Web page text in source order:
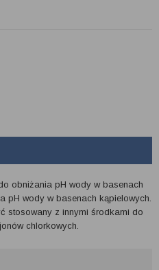
obniżania pH wody w basenach
pH wody w basenach kąpielowych.
stosowany z innymi środkami do
chlorkowych.